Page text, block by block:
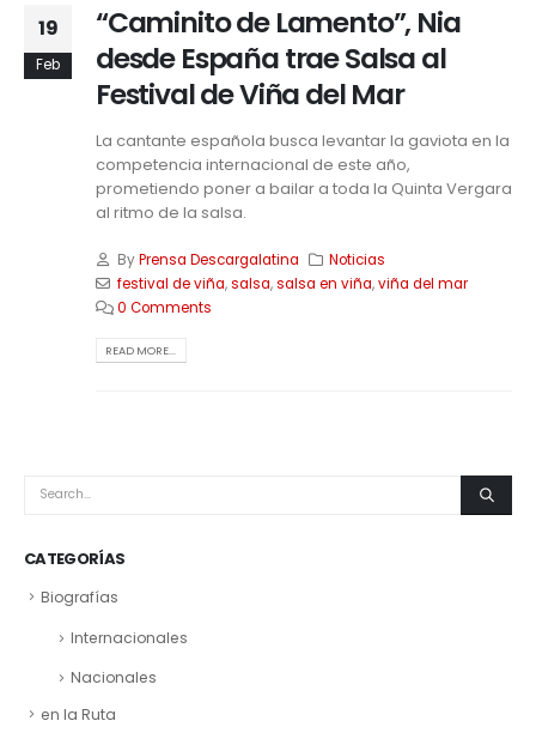
19
Feb
“Caminito de Lamento”, Nia
desde España trae Salsa al
Festival de Viña del Mar
La cantante española busca levantar la gaviota en la
competencia internacional de este año,
prometiendo poner a bailar a toda la Quinta Vergara
al ritmo de la salsa.
ByPrensa Descargalatina
Noticias
festival de viña,salsa,salsa en viña,viña del mar
0 Comments
READ MORE...
CATEGORÍAS
Biografías
Internacionales
Nacionales
en la Ruta